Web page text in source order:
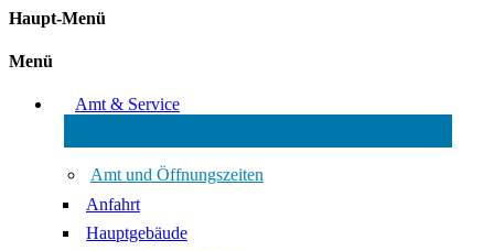
Haupt-Menü
Menü
Amt & Service
Amt und Öffnungszeiten
Anfahrt
Hauptgebäude